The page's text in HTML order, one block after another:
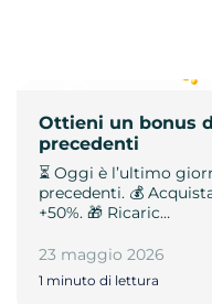
Ottieni un bonus
precedenti
⏳ Oggi è l’ultimo
precedenti. 💰
+50%. 🎁 Ricaric…
23 maggio 2026
1 minuto di lettura